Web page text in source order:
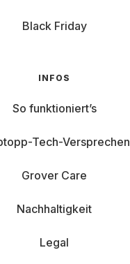
Black Friday
INFOS
So funktioniert’s
Tech-Versprechen
Grover Care
Nachhaltigkeit
Legal